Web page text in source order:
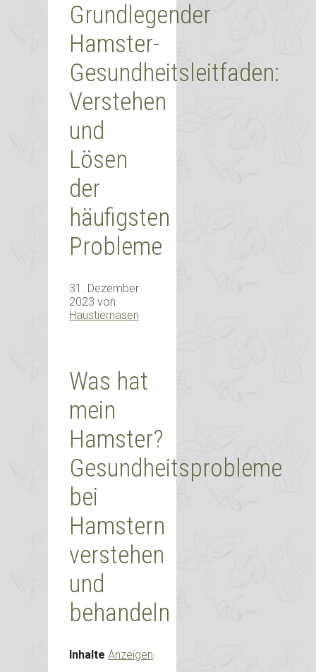
Grundlegender
Hamster-
Gesundheitsleitfaden:
Verstehen
und
Lösen
der
häufigsten
Probleme
31. Dezember
2023 von
Haustiernasen
Was hat
mein
Hamster?
Gesundheitsprobleme
bei
Hamstern
verstehen
und
behandeln
Inhalte Anzeigen